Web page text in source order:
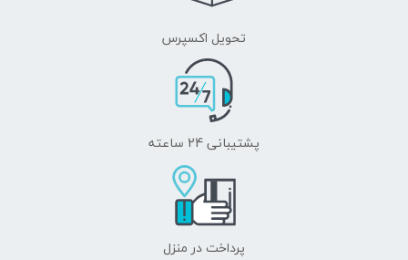
تحویل اکسپرس
پشتیبانی 24 ساعته
پرداخت در منزل